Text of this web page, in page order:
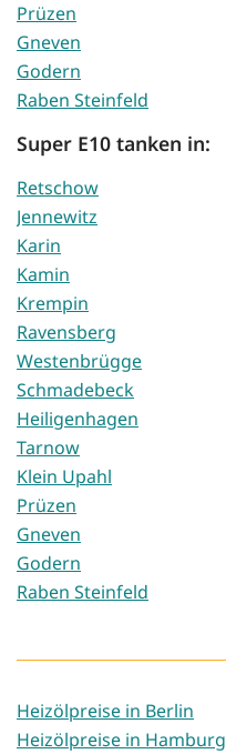
Prüzen
Gneven
Godern
Raben Steinfeld
Super E10 tanken in:
Retschow
Jennewitz
Karin
Kamin
Krempin
Ravensberg
Westenbrügge
Schmadebeck
Heiligenhagen
Tarnow
Klein Upahl
Prüzen
Gneven
Godern
Raben Steinfeld
Heizölpreise in Berlin
Heizölpreise in Hamburg